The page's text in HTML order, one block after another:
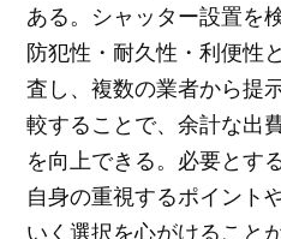
ある。シャッター設置を
防犯性・耐久性・利便性
査し、複数の業者から提
較することで、余計な出
を向上できる。必要とす
自身の重視するポイント
いく選択を心がけること